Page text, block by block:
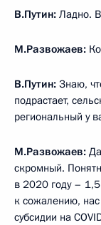
В.Путин: Ладно.
М.Развожаев:
В.Путин: Знаю,
подрастает,
региональный у
М.Развожаев:
скромный.
в 2020 году –
к сожалению, нас
субсидии на